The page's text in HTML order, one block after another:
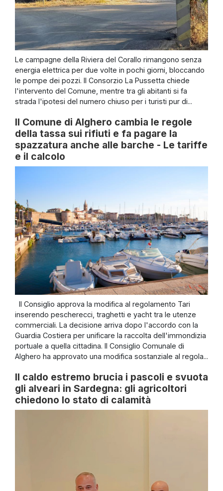
Le campagne della Riviera del Corallo rimangono senza
energia elettrica per due volte in pochi giorni, bloccando
le pompe dei pozzi. Il Consorzio La Pussetta chiede
l'intervento del Comune, mentre tra gli abitanti si fa
strada l'ipotesi del numero chiuso per i turisti pur di...
Il Comune di Alghero cambia le regole
della tassa sui rifiuti e fa pagare la
spazzatura anche alle barche - Le tariffe
e il calcolo
Il Consiglio approva la modifica al regolamento Tari
inserendo pescherecci, traghetti e yacht tra le utenze
commerciali. La decisione arriva dopo l'accordo con la
Guardia Costiera per unificare la raccolta dell'immondizia
portuale a quella cittadina. Il Consiglio Comunale di
Alghero ha approvato una modifica sostanziale al regola...
Il caldo estremo brucia i pascoli e svuota
gli alveari in Sardegna: gli agricoltori
chiedono lo stato di calamità